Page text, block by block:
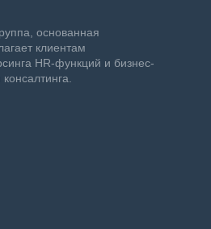
основанная
клиентам
HR-функций и бизнес-